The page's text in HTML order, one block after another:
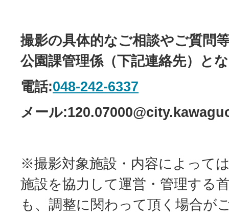
撮影の具体的なご相談やご質問
公園課管理係（下記連絡先）と
電話:048-242-6337
メール
※撮影対象施設・内容によって
施設を協力して運営・管理する
も、調整に関わって頂く場合が